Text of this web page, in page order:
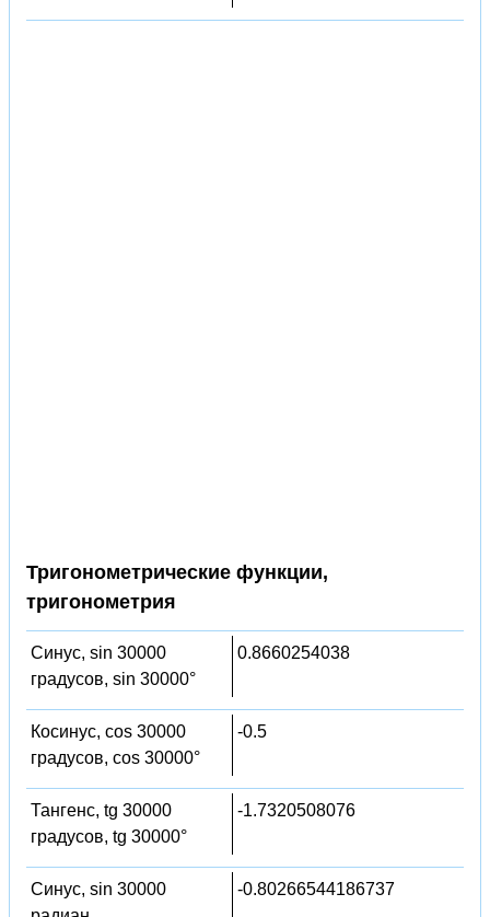
Тригонометрические функции,
тригонометрия
Синус, sin 30000
градусов, sin 30000°
0.8660254038
Косинус, cos 30000
градусов, cos 30000°
-0.5
Тангенс, tg 30000
градусов, tg 30000°
-1.7320508076
Синус, sin 30000
-0.80266544186737